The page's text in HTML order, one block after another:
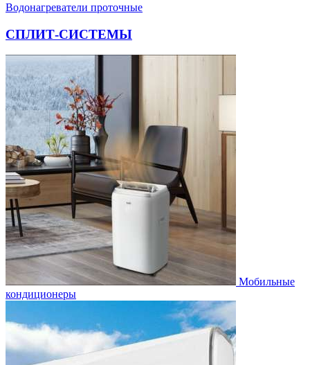
Водонагреватели проточные
СПЛИТ-СИСТЕМЫ
Мобильные
кондиционеры